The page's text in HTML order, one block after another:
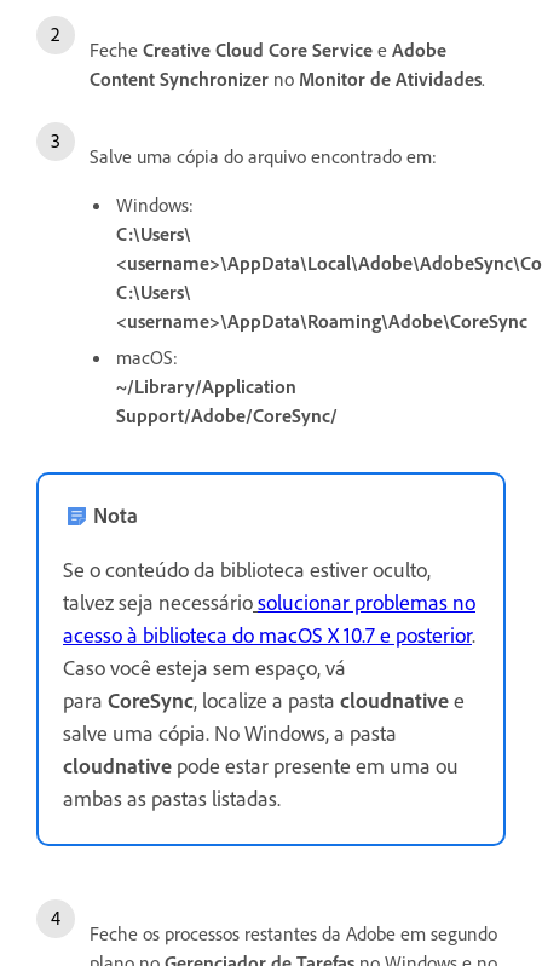
Feche Creative Cloud Core Service e Adobe
Content Synchronizer no Monitor de Atividades.
Salve uma cópia do arquivo encontrado em:
Windows:
C:\Users\
C:\Users\
<username>\AppData\Roaming\Adobe\CoreSync
macOS:
~/Library/Application
Support/Adobe/CoreSync/
Nota
Se o conteúdo da biblioteca estiver oculto,
talvez seja necessáriosolucionar problemas no
acesso à biblioteca do macOS X 10.7 e posterior.
Caso você esteja sem espaço, vá
para CoreSync, localize a pasta cloudnativee
salve uma cópia. No Windows, a pasta
cloudnative pode estar presente em uma ou
ambas as pastas listadas.
Feche os processos restantes da Adobe em segundo